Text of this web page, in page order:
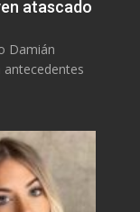
atascado
Damián
antecedentes